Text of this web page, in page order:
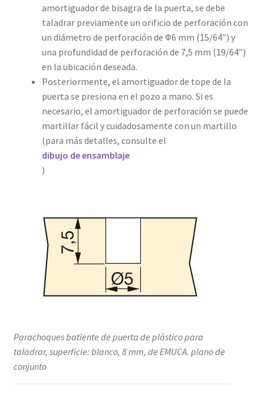
amortiguador de bisagra de la puerta, se debe
taladrar previamente un orificio de perforación con
un diámetro de perforación de Φ6 mm (15/64″) y
una profundidad de perforación de 7,5 mm (19/64″)
en la ubicación deseada.
Posteriormente, el amortiguador de tope de la
puerta se presiona en el pozo a mano. Si es
necesario, el amortiguador de perforación se puede
martillar fácil y cuidadosamente con un martillo
(para más detalles, consulte el
dibujo de ensamblaje
)
Parachoques batiente de puerta de plástico para
taladrar, superficie: blanco, 8 mm, de EMUCA. plano de
conjunto